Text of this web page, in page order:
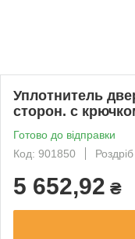
Уплотнитель
сторон. с
Готово до відправки
Код: 901850
Роздріб
5 652,92 ₴